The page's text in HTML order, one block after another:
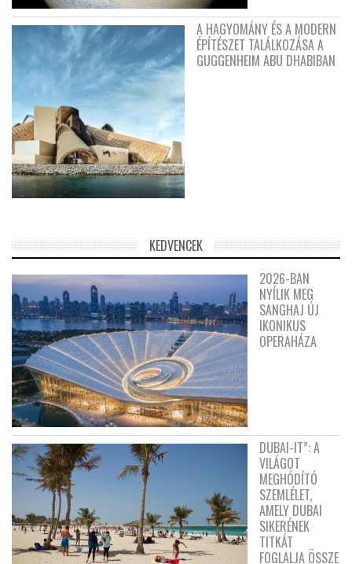
A HAGYOMÁNY ÉS A MODERN
ÉPÍTÉSZET TALÁLKOZÁSA A
GUGGENHEIM ABU DHABIBAN
KEDVENCEK
2026-BAN
NYÍLIK MEG
SANGHAJ ÚJ
IKONIKUS
OPERAHÁZA
DUBAI-IT”: A
VILÁGOT
MEGHÓDÍTÓ
SZEMLÉLET,
AMELY DUBAI
SIKERÉNEK
TITKÁT
FOGLALJA ÖSSZE